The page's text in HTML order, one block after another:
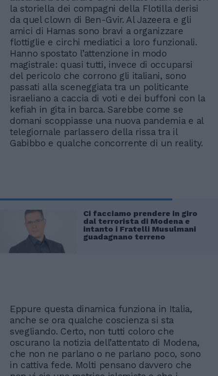
la storiella dei compagni della Flotilla derisi
da quel clown di Ben-Gvir. Al Jazeera e gli
amici di Hamas sono bravi a organizzare
flottiglie e circhi mediatici a loro funzionali.
Hanno spostato l’attenzione in modo
magistrale: quasi tutti, invece di occuparsi
del pericolo che corrono gli italiani, sono
passati alla sceneggiata tra un politicante
israeliano a caccia di voti e dei buffoni con la
kefiah in gita in barca. Sarebbe come se
domani scoppiasse una nuova pandemia e al
telegiornale parlassero della rissa tra il
Gabibbo e qualche concorrente di un reality.
Ci facciamo prendere in giro
dal terrorista di Modena e
intanto i Fratelli Musulmani
guadagnano terreno
Eppure questa dinamica funziona in Italia,
anche se ora qualche coscienza si sta
svegliando. Certo, non tutti coloro che
oscurano la notizia dell’attentato di Modena,
che non ne parlano o ne parlano poco, sono
in cattiva fede. Molti pensano davvero che